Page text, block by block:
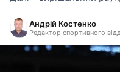
Андрій Костенко
Редактор спортивного